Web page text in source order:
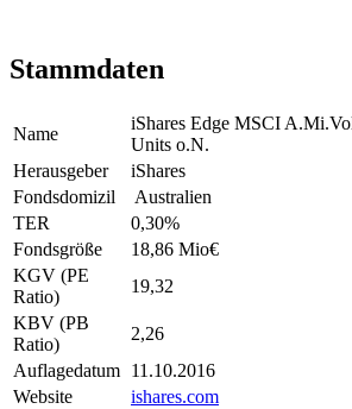
Stammdaten
Name
iShares Edge MSCI
Units o.N.
Herausgeber
iShares
Fondsdomizil
Australien
TER
0,30%
Fondsgröße
18,86 Mio€
KGV (PE
Ratio)
19,32
KBV (PB
Ratio)
2,26
Auflagedatum 11.10.2016
Website
ishares.com